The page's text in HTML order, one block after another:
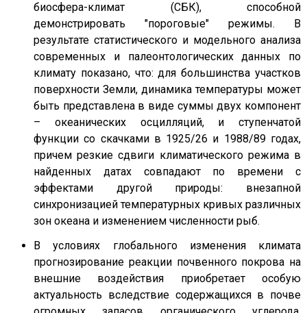
биосфера-климат (СБК), способной
демонстрировать "пороговые" режимы. В
результате статистического и модельного анализа
современных и палеонтологических данных по
климату показано, что: для большинства участков
поверхности Земли, динамика температуры может
быть представлена в виде суммы двух компонент
– океанических осцилляций, и ступенчатой
функции со скачками в 1925/26 и 1988/89 годах,
причем резкие сдвиги климатического режима в
найденных датах совпадают по времени с
эффектами другой природы: внезапной
синхронизацией температурных кривых различных
зон океана и изменением численности рыб.
В условиях глобального изменения климата
прогнозирование реакции почвенного покрова на
внешние воздействия приобретает особую
актуальность вследствие содержащихся в почве